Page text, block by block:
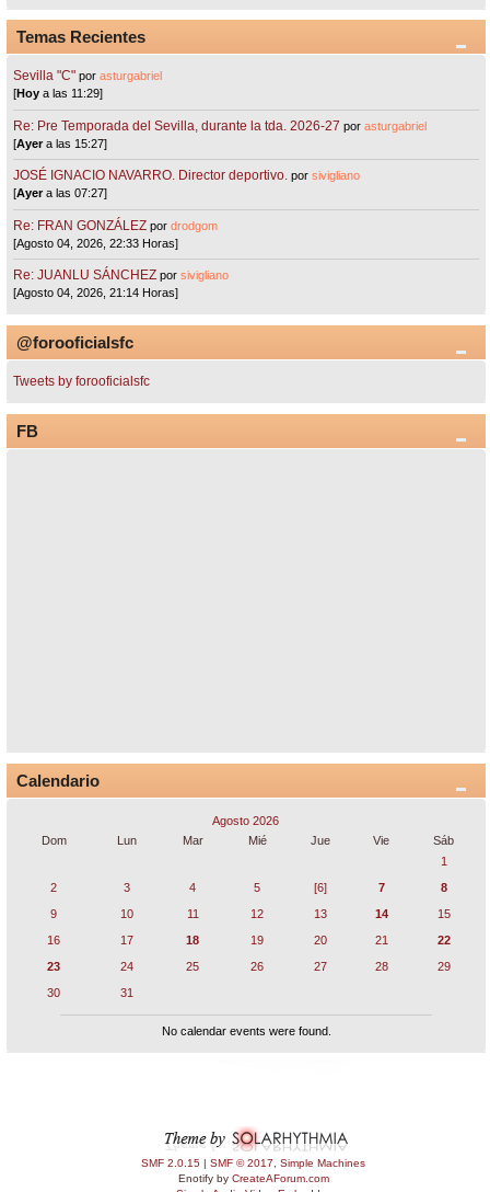
Temas Recientes
Sevilla "C"porasturgabriel
[Hoy a las 11:29]
Re: Pre Temporada del Sevilla, durante la tda. 2026-27 porasturgabriel
[Ayera las 15:27]
JOSÉ IGNACIO NAVARRO. Director deportivo. porsivigliano
[Ayera las 07:27]
Re: FRAN GONZÁLEZ pordrodgom
[Agosto 04, 2026, 22:33 Horas]
Re: JUANLU SÁNCHEZ porsivigliano
[Agosto 04, 2026, 21:14 Horas]
@forooficialsfc
Tweets by forooficialsfc
FB
Calendario
Agosto 2026
Dom
Lun Mar Mié Jue Vie
Sáb
1
2
3 4 5 [6] 7
8
9
10 11 12 13 14
15
16
17 18 19 20 21
22
23
24 25 26 27 28
29
30
31
No calendar events were found.
SMF 2.0.15 | SMF © 2017
Simple Machines
Enotify by CreateAForum.com